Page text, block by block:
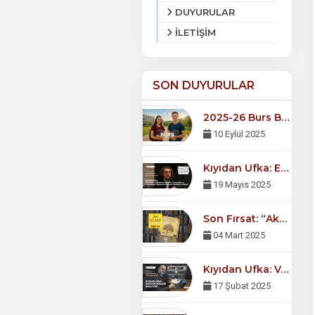
DUYURULAR
İLETİŞİM
SON DUYURULAR
2025-26 Burs Başvuru Dönemi Başladı!
10 Eylül 2025
Kıyıdan Ufka: Erdal Hoş Gençlerle Buluşuyor
19 Mayıs 2025
Son Fırsat: “Akçaabad Vakfıkebir Nüfus Kütüğü” Kitabı İçin Geri Sayım Başladı!
04 Mart 2025
Kıyıdan Ufka: Vakfıkebirli Gençler Kariyer Günleri’nde Buluşuyor!
17 Şubat 2025